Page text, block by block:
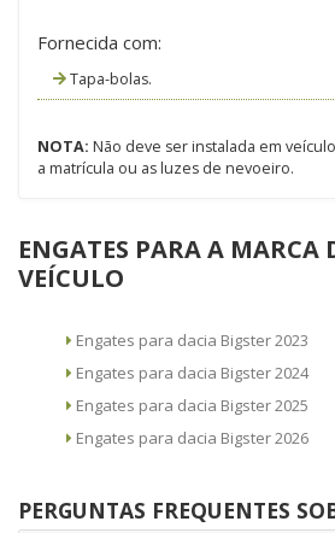
Fornecida com:
Tapa-bolas.
NOTA: Não deve ser instalada em
a matrícula ou as luzes de nevoeiro.
ENGATES PARA A MARCA
VEÍCULO
Engates para dacia Bigster 2023
Engates para dacia Bigster 2024
Engates para dacia Bigster 2025
Engates para dacia Bigster 2026
PERGUNTAS FREQUENTES